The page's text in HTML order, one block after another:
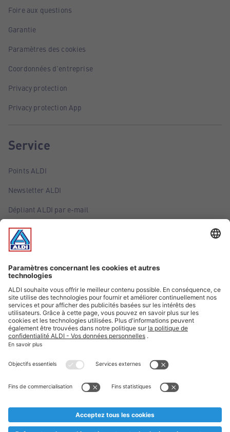
Foire aux questions
Garantie
Paramètres des cookies
Coordonnées d'entreprise
Privacy protection
Privacy protection App
Service
Points ALDI
Newsletter ALDI
Dépliant ALDI par e-mail
Offres
Infos essentielles
Suivez ALDI Belgique
Textes marqués d'un astérisque et mentions légales
* Nous vendons ces articles temporairement et jusqu'à
au cas où, malgré le planning bien étudié, nous serions
prématurément en rupture de stock. Prix Recupel et TVA incl.
** Sur ce site, l’utilisation de la forme masculine a été adoptée